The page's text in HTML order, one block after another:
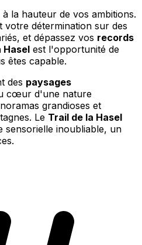
à la hauteur de vos ambitions.
votre détermination sur des
et dépassez vos records
Hasel est l'opportunité de
êtes capable.
des paysages
cœur d'une nature
grandioses et
Le Trail de la Hasel
inoubliable, un